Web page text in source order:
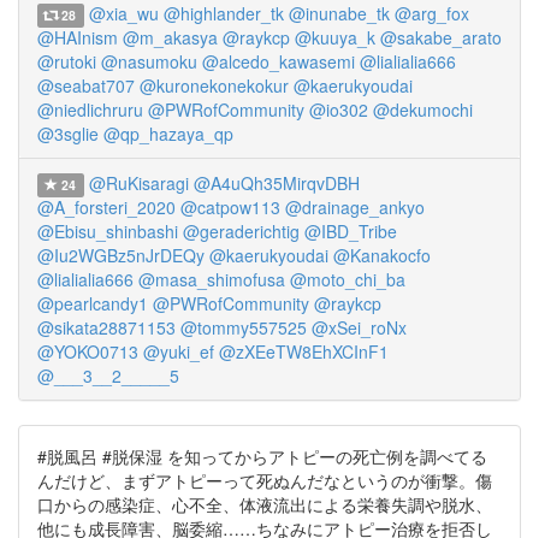
28 @xia_wu @highlander_tk @inunabe_tk @arg_fox
@HAInism @m_akasya @raykcp @kuuya_k @sakabe_arato
@rutoki @nasumoku @alcedo_kawasemi @lialialia666
@seabat707 @kuronekonekokur @kaerukyoudai
@niedlichruru @PWRofCommunity @io302 @dekumochi
@3sglie @qp_hazaya_qp
24 @RuKisaragi @A4uQh35MirqvDBH
@A_forsteri_2020 @catpow113 @drainage_ankyo
@Ebisu_shinbashi @geraderichtig @IBD_Tribe
@Iu2WGBz5nJrDEQy @kaerukyoudai @Kanakocfo
@lialialia666 @masa_shimofusa @moto_chi_ba
@pearlcandy1 @PWRofCommunity @raykcp
@sikata28871153 @tommy557525 @xSei_roNx
@YOKO0713 @yuki_ef @zXEeTW8EhXCInF1
@___3__2_____5
#脱風呂 #脱保湿 を知ってからアトピーの死亡例を調べてる
んだけど、まずアトピーって死ぬんだなというのが衝撃。傷
口からの感染症、心不全、体液流出による栄養失調や脱水、
他にも成長障害、脳委縮……ちなみにアトピー治療を拒否し